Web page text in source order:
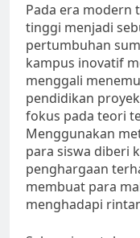
Pada era modern
tinggi menjadi
pertumbuhan
kampus inovatif
menggali
pendidikan
fokus pada teori
Menggunakan
para siswa diberi
penghargaan
membuat para
menghadapi